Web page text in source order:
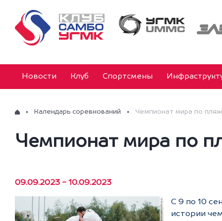
Новости Клуб Спортсмены
Календарь соревнований Чемпионат мира по
Чемпионат мира по
09.09.2023 - 10.09.2023
С 9 по 10
истории